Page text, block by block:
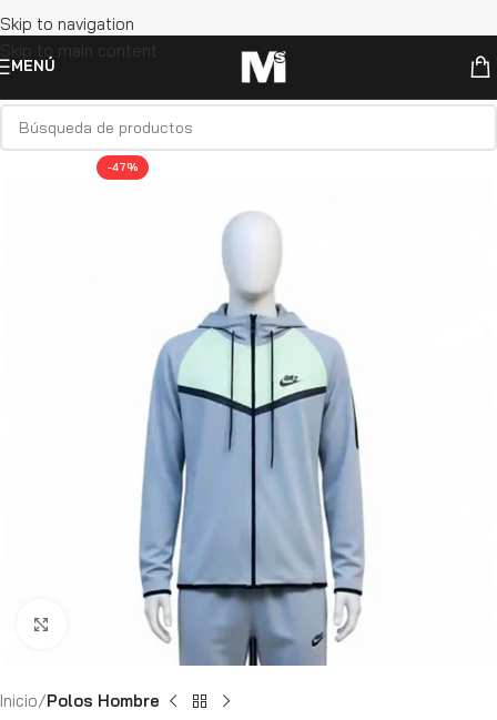
Skip to navigation
Skip to main content
MENÚ
-47%
Haga Click para agrandar
Inicio Polos Hombre